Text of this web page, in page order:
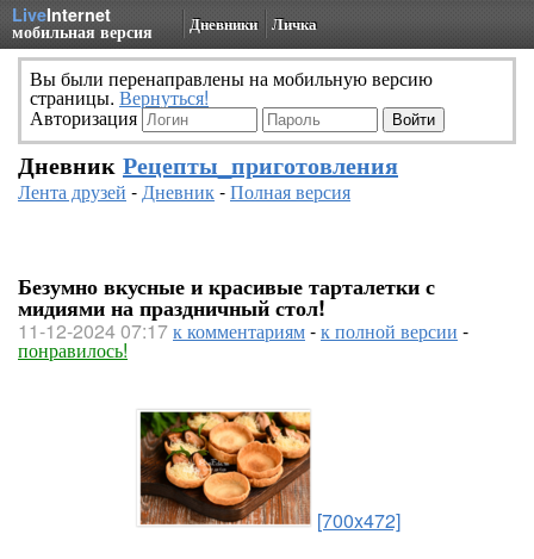
LiveInternet
мобильная версия Дневники Личка
Вы были перенаправлены на мобильную версию
страницы. Вернуться!
Авторизация
Дневник Рецепты_приготовления
Лента друзей -Дневник-Полная версия
Безумно вкусные и красивые тарталетки с
мидиями на праздничный стол!
11-12-2024 07:17к комментариям-к полной версии -
понравилось!
[700x472]